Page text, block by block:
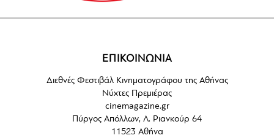
ΕΠΙΚΟΙΝΩΝΙΑ
Διεθνές Φεστιβάλ Κινηματογράφου της Αθήνας
Νύχτες Πρεμιέρας
cinemagazine.gr
Πύργος Απόλλων, Λ. Ριανκούρ 64
11523 Αθήνα